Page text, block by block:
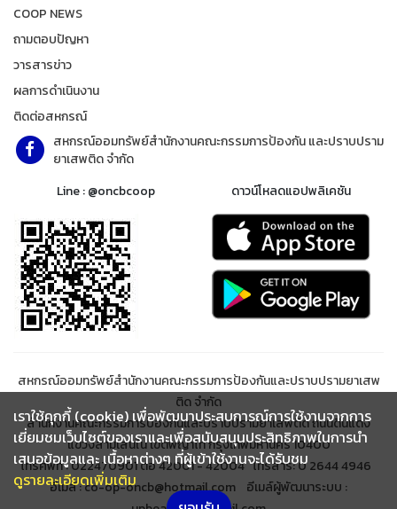
COOP NEWS
ถามตอบปัญหา
วารสารข่าว
ผลการดำเนินงาน
ติดต่อสหกรณ์
สหกรณ์ออมทรัพย์สำนักงานคณะกรรมการป้องกัน และปราบปราม
ยาเสพติด จำกัด
Line : @oncbcoop
ดาวน์โหลดแอปพลิเคชัน
สหกรณ์ออมทรัพย์สำนักงานคณะกรรมการป้องกันและปราบปรามยาเสพ
ติด จำกัด
สำนักงานคณะกรรมการป้องกันและปราบปรามยาเสพติด ถนนดินแดง
แขวงสามเสนใน เขตพญาไท กรุงเทพมหานคร 10400
โทรศัพท์ : 022470901 ต่อ 42001 - 42004 โทรสาร: 0 2644 4946
อีเมล์ : co-op-oncb@hotmail.com อีเมล์ผู้พัฒนาระบบ :
เราใช้คุกกี้ (cookie) เพื่อพัฒนาประสบการณ์การใช้งานจากการ
เยี่ยมชมเว็บไซต์ของเราและเพื่อสนับสนุนประสิทธิภาพในการนำ
เสนอข้อมูลและ เนื้อหาต่างๆ ที่ผู้เข้าใช้งานจะได้รับชม
ดูรายละเอียดเพิ่มเติม